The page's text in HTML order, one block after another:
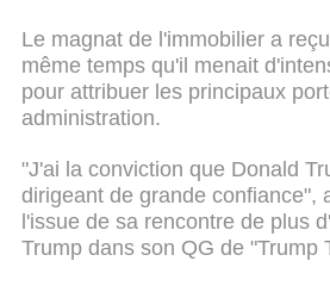
Le magnat de l'immobilier a
même temps qu'il menait
pour attribuer les principaux
administration.
"J'ai la conviction que Donald
dirigeant de grande confiance",
l'issue de sa rencontre de plus
Trump dans son QG de "Trump